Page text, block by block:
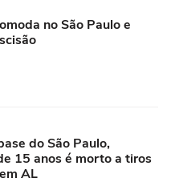
no São Paulo e
do São Paulo,
15 anos é morto a tiros
AL